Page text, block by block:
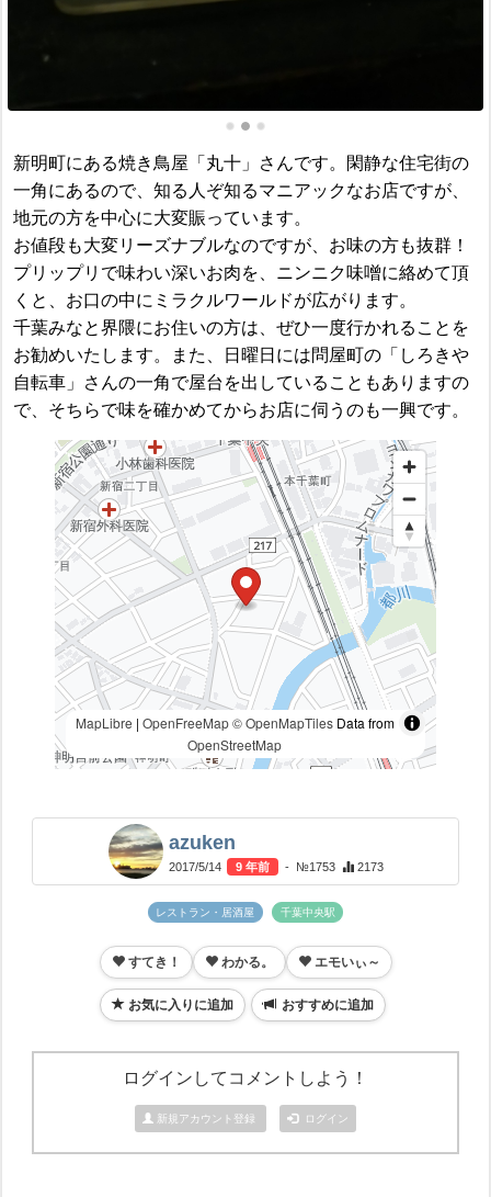
新明町にある焼き鳥屋「丸十」さんです。閑静な住宅街の
一角にあるので、知る人ぞ知るマニアックなお店ですが、
地元の方を中心に大変賑っています。
お値段も大変リーズナブルなのですが、お味の方も抜群！
プリップリで味わい深いお肉を、ニンニク味噌に絡めて頂
くと、お口の中にミラクルワールドが広がります。
千葉みなと界隈にお住いの方は、ぜひ一度行かれることを
お勧めいたします。また、日曜日には問屋町の「しろきや
自転車」さんの一角で屋台を出していることもありますの
で、そちらで味を確かめてからお店に伺うのも一興です。
MapLibre | OpenFreeMap © OpenMapTilesData from
OpenStreetMap
azuken
2017/5/14 9 年前 - №1753 2173
レストラン・居酒屋 千葉中央駅
すてき！ わかる。 エモいぃ～
お気に入りに追加 おすすめに追加
ログインしてコメントしよう！
新規アカウント登録 ログイン